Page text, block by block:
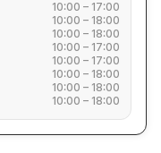
10:00 – 17:00
10:00 – 18:00
10:00 – 18:00
10:00 – 17:00
10:00 – 17:00
10:00 – 18:00
10:00 – 18:00
10:00 – 18:00